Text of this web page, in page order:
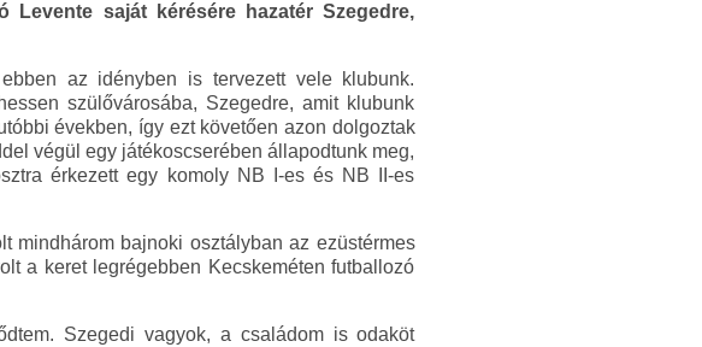
saját kérésére hazatér Szegedre,
az idényben is tervezett vele klubunk.
szülővárosába, Szegedre, amit klubunk
években, így ezt követően azon dolgoztak
végül egy játékoscserében állapodtunk meg,
érkezett egy komoly NB I-es és NB II-es
mindhárom bajnoki osztályban az ezüstérmes
a keret legrégebben Kecskeméten futballozó
Szegedi vagyok, a családom is odaköt